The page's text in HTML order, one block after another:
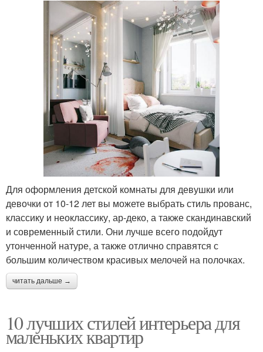
Для оформления детской комнаты для девушки или
девочки от 10-12 лет вы можете выбрать стиль прованс,
классику и неоклассику, ар-деко, а также скандинавский
и современный стили. Они лучше всего подойдут
утонченной натуре, а также отлично справятся с
большим количеством красивых мелочей на полочках.
читать дальше →
10 лучших стилей интерьера для
маленьких квартир